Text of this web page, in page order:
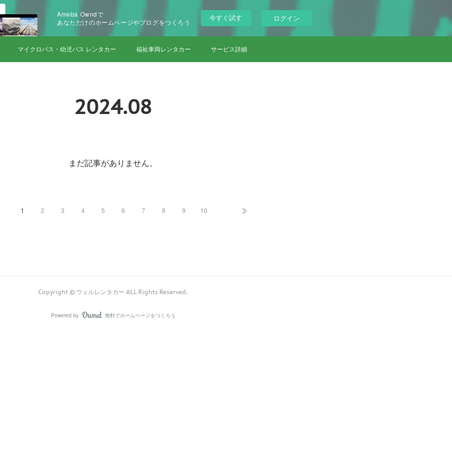
Ameba Owndで
あなただけのホームページやブログをつくろう
今すぐ試す ログイン
マイクロバス・幼児バス レンタカー 福祉車両レンタカー サービス詳細
2024.08
まだ記事がありません。
1 2 3 4 5 6 7 8 9 10
Copyright © ウェルレンタカー ALL Rights Reserved.
Powered by AmebaOwnd
無料でホームページをつくろう